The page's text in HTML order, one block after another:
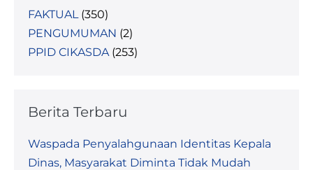
FAKTUAL(350)
PENGUMUMAN (2)
PPID CIKASDA(253)
Berita Terbaru
Waspada Penyalahgunaan Identitas Kepala
Dinas, Masyarakat Diminta Tidak Mudah